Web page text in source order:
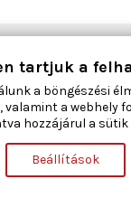
tartjuk a
a böngészési
a webhely
hozzájárul a
Beállítások